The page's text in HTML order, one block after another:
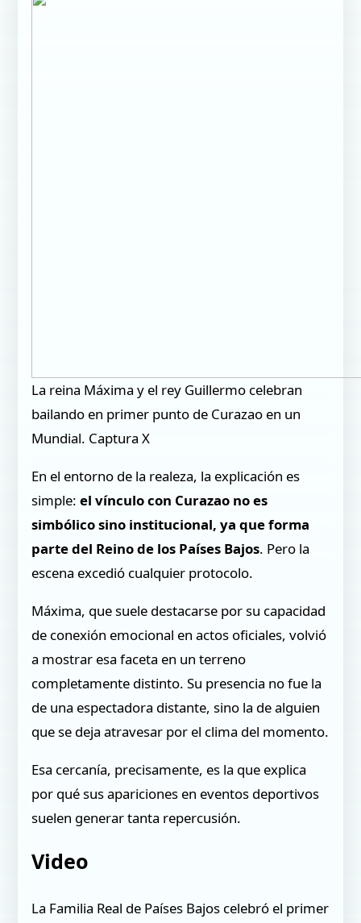
La reina Máxima y el rey Guillermo celebran
bailando en primer punto de Curazao en un
Mundial. Captura X
En el entorno de la realeza, la explicación es
simple: el vínculo con Curazao no es
simbólico sino institucional, ya que forma
parte del Reino de los Países Bajos. Pero la
escena excedió cualquier protocolo.
Máxima, que suele destacarse por su capacidad
de conexión emocional en actos oficiales, volvió
a mostrar esa faceta en un terreno
completamente distinto. Su presencia no fue la
de una espectadora distante, sino la de alguien
que se deja atravesar por el clima del momento.
Esa cercanía, precisamente, es la que explica
por qué sus apariciones en eventos deportivos
suelen generar tanta repercusión.
Video
La Familia Real de Países Bajos celebró el primer